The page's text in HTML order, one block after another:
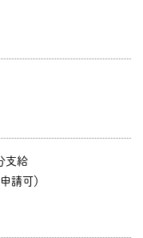
支給
請可）